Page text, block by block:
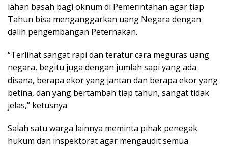
lahan basah bagi oknum di Pemerintahan agar tiap
Tahun bisa menganggarkan uang Negara dengan
dalih pengembangan Peternakan.
“Terlihat sangat rapi dan teratur cara meguras uang
negara, begitu juga dengan jumlah sapi yang ada
disana, berapa ekor yang jantan dan berapa ekor yang
betina, dan yang bertambah tiap tahun, sangat tidak
jelas,” ketusnya
Salah satu warga lainnya meminta pihak penegak
hukum dan inspektorat agar mengaudit semua